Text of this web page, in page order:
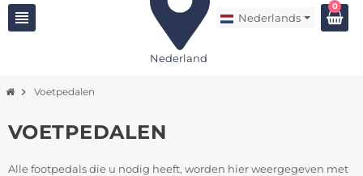
view_headline
Nederland
Nederlands
0
chevron_right Voetpedalen
VOETPEDALEN
Alle footpedals die u nodig heeft, worden hier weergegeven met